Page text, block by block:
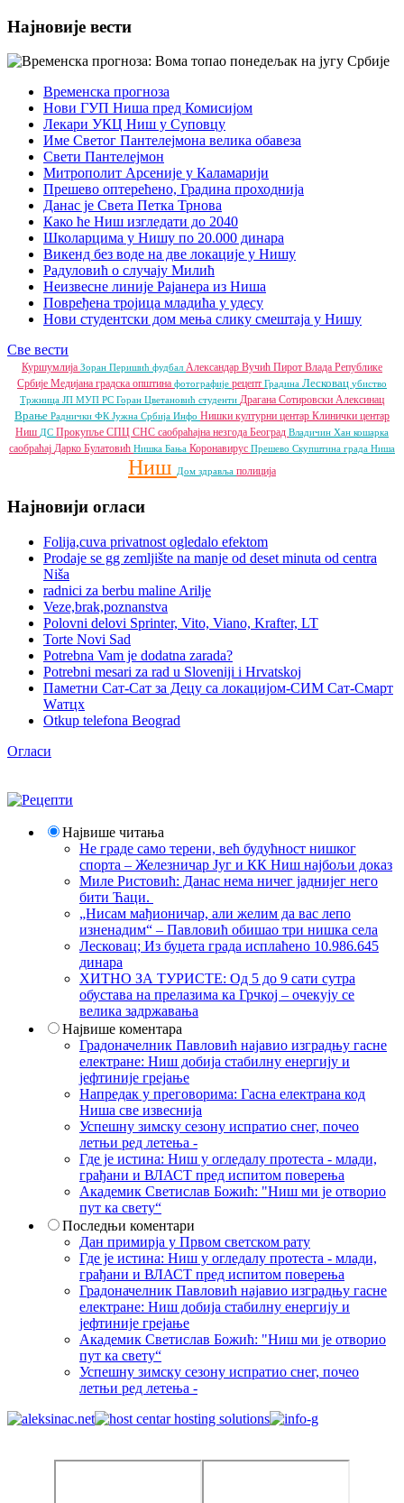
Најновије вести
Временска прогноза
Нови ГУП Ниша пред Комисијом
Лекари УКЦ Ниш у Суповцу
Име Светог Пантелејмона велика обавеза
Свети Пантелејмон
Митрополит Арсеније у Каламарији
Прешево оптерећено, Градина проходнија
Данас је Света Петка Трнова
Како ће Ниш изгледати до 2040
Школарцима у Нишу по 20.000 динара
Викенд без воде на две локације у Нишу
Радуловић о случају Милић
Неизвесне линије Рајанера из Ниша
Повређена тројица младића у удесу
Нови студентски дом мења слику смештаја у Нишу
Све вести
Куршумлија Зоран Перишић фудбал Александар Вучић Пирот Влада Републике
Србије Медијана градска општина фотографије рецепт Градина Лесковац убиство
Тржница ЈП МУП РС Горан Цветановић студенти Драгана Сотировски Алексинац
Врање Раднички ФК Јужна Србија Инфо Нишки културни центар Клинички центар
Ниш ДС Прокупље СПЦ СНС саобраћајна незгода Београд Владичин Хан кошарка
саобраћај Дарко Булатовић Нишка Бања Коронавирус Прешево Скупштина града Ниша
Ниш Дом здравља полиција
Најновији огласи
Folija,cuva privatnost ogledalo efektom
Prodaje se gg zemljište na manje od deset minuta od centra
Niša
radnici za berbu maline Arilje
Veze,brak,poznanstva
Polovni delovi Sprinter, Vito, Viano, Krafter, LT
Torte Novi Sad
Potrebna Vam je dodatna zarada?
Potrebni mesari za rad u Sloveniji i Hrvatskoj
Паметни Сат-Сат за Децу са локацијом-СИМ Сат-Смарт
Wатцх
Otkup telefona Beograd
Огласи
Највише читања
Не граде само терени, већ будућност нишког
спорта – Железничар Југ и КК Ниш најбољи доказ
Миле Ристовић: Данас нема ничег јаднијег него
бити Ћаци.
„Нисам мађионичар, али желим да вас лепо
изненадим“ – Павловић обишао три нишка села
Лесковац; Из буџета града исплаћено 10.986.645
динара
ХИТНО ЗА ТУРИСТЕ: Од 5 до 9 сати сутра
обустава на прелазима ка Грчкој – очекују се
велика задржавања
Највише коментара
Градоначелник Павловић најавио изградњу гасне
електране: Ниш добија стабилну енергију и
јефтиније грејање
Напредак у преговорима: Гасна електрана код
Ниша све извеснија
Успешну зимску сезону испратио снег, почео
летњи ред летења -
Где је истина: Ниш у огледалу протеста - млади,
грађани и ВЛАСТ пред испитом поверења
Академик Светислав Божић: "Ниш ми је отворио
пут ка свету“
Последњи коментари
Дан примирја у Првом светском рату
Где је истина: Ниш у огледалу протеста - млади,
грађани и ВЛАСТ пред испитом поверења
Градоначелник Павловић најавио изградњу гасне
електране: Ниш добија стабилну енергију и
јефтиније грејање
Академик Светислав Божић: "Ниш ми је отворио
пут ка свету“
Успешну зимску сезону испратио снег, почео
летњи ред летења -